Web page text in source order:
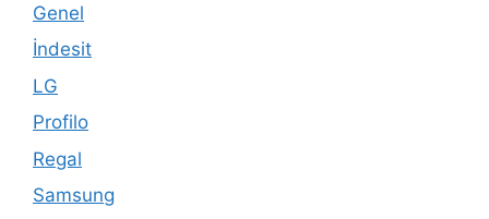
Genel
İndesit
LG
Profilo
Regal
Samsung